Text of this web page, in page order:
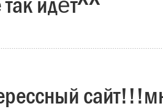
идёт^^